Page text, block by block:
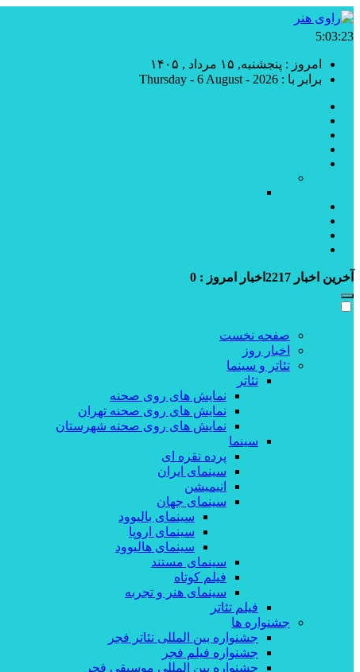
5:03:25
امروز : پنجشنبه, ۱۵ مرداد , ۱۴۰۵
برابر با : Thursday - 6 August - 2026
آخرین اخبار اخبار امروز : 0
صفحه نخست
اخبار روز
تئاتر و سینما
تئاتر
نمایش های روی صحنه
نمایش های روی صحنه تهران
نمایش های روی صحنه شهرستان
سینما
پرده نقره ای
سینمای ایران
انیمیشن
سینمای جهان
سینمای بالیوود
سینمای اروپا
سینمای هالیوود
سینمای مستند
فیلم کوتاه
سینمای هنر و تجربه
فیلم تئاتر
جشنواره ها
جشنواره بین المللی تئاتر فجر
جشنواره فیلم فجر
جشنواره بین المللی موسیقی فجر